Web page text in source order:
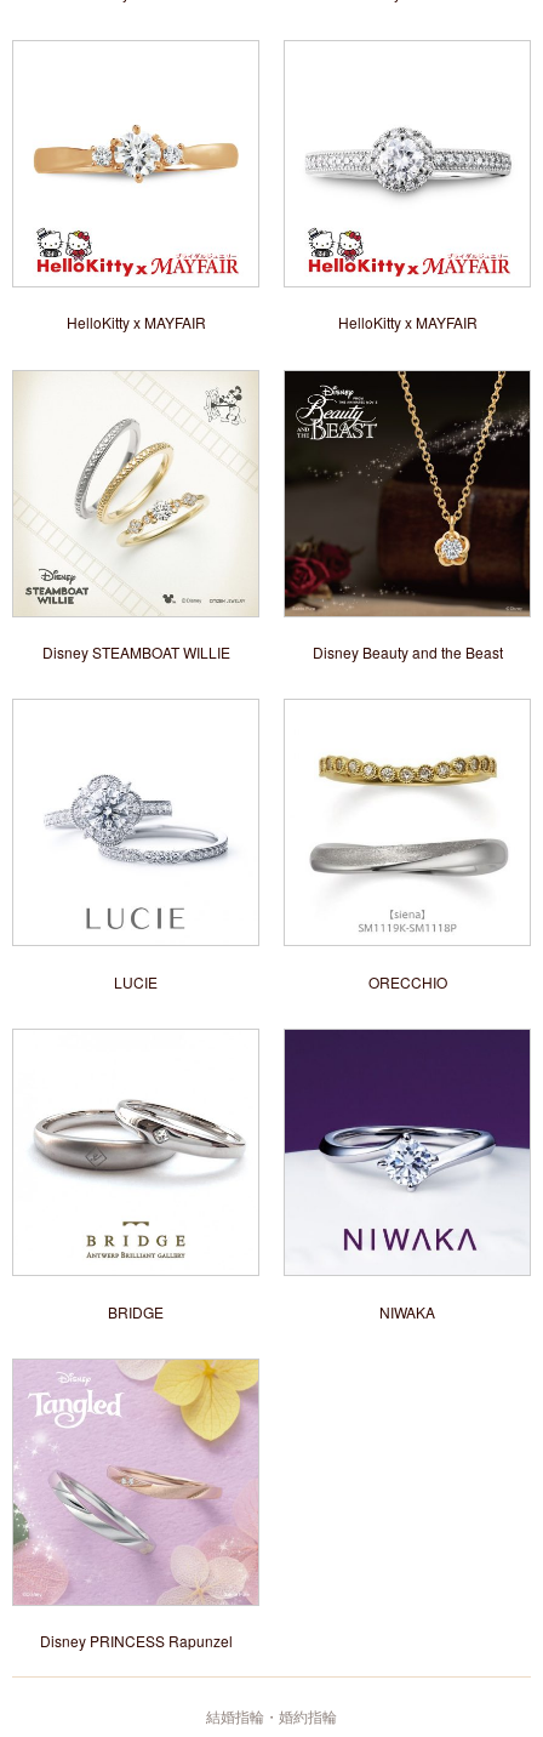
HelloKitty x MAYFAIR HelloKitty x MAYFAIR
Disney STEAMBOAT WILLIE Disney Beauty and the Beast
LUCIE ORECCHIO
BRIDGE NIWAKA
Disney PRINCESS Rapunzel
結婚指輪・婚約指輪